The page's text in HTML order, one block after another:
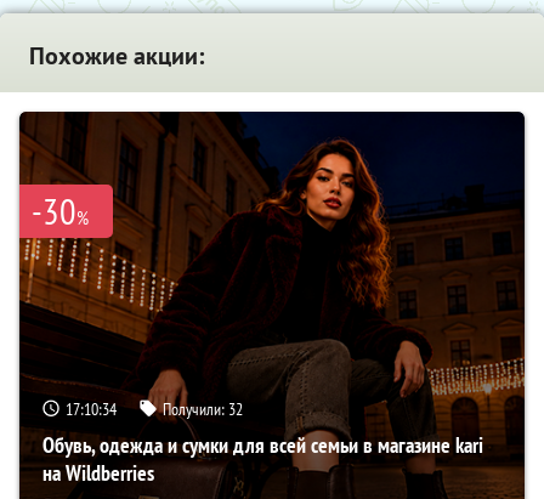
Похожие акции:
-30%
17:10:33 Получили: 32
Обувь, одежда и сумки для всей семьи в магазине kari
на Wildberries